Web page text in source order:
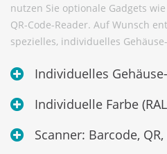
nutzen Sie optionale Gadgets
QR-Code-Reader. Auf Wunsch
spezielles, individuelles
Individuelles
Individuelle Farbe
Scanner: Barcode,